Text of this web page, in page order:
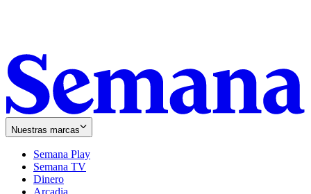
Nuestras marcas
Semana Play
Semana TV
Dinero
Arcadia